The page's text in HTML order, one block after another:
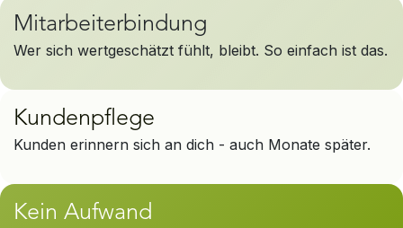
Kundenpflege
Kunden erinnern sich an dich - auch Monate später.
Mitarbeiterbindung
Wer sich wertgeschätzt fühlt, bleibt. So einfach ist das.
Kein Aufwand